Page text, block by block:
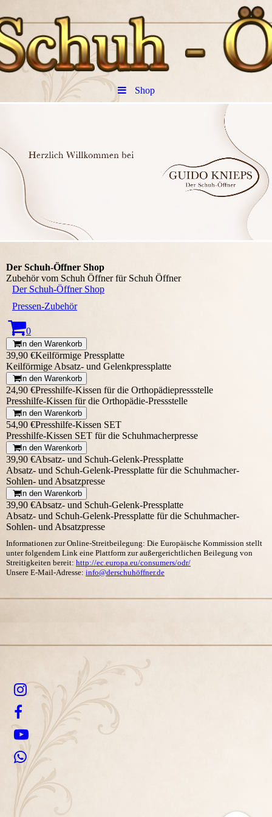
Shop
Der Schuh-Öffner Shop
Zubehör vom Schuh Öffner für Schuh Öffner
Der Schuh-Öffner Shop
Pressen-Zubehör
0
In den Warenkorb
39,90 €Keilförmige Pressplatte
Keilförmige Absatz- und Gelenkpressplatte
In den Warenkorb
24,90 €Presshilfe-Kissen für die Orthopädiepressstelle
Presshilfe-Kissen für die Orthopädie-Pressstelle
In den Warenkorb
54,90 €Presshilfe-Kissen SET
Presshilfe-Kissen SET für die Schuhmacherpresse
In den Warenkorb
39,90 €Absatz- und Schuh-Gelenk-Pressplatte
Absatz- und Schuh-Gelenk-Pressplatte für die Schuhmacher-
Sohlen- und Absatzpresse
In den Warenkorb
39,90 €Absatz- und Schuh-Gelenk-Pressplatte
Absatz- und Schuh-Gelenk-Pressplatte für die Schuhmacher-
Sohlen- und Absatzpresse
Informationen zur Online-Streitbeilegung: Die Europäische Kommission stellt
unter folgendem Link eine Plattform zur außergerichtlichen Beilegung von
Streitigkeiten bereit: http://ec.europa.eu/consumers/odr/
Unsere E-Mail-Adresse: info@derschuhöffner.de